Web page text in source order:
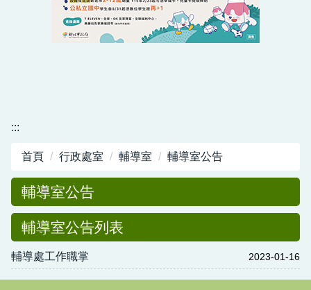
公職人員利益衝突迴避法專區
校友潘金鑾女士獎助學金
行政資源
新北市平溪國小-職業安全衛生工作守則暨其他管
理計畫
:::
首頁 行政處室 輔導室 輔導室公告
輔導室公告
輔導室公告列表
輔導處工作職掌 2023-01-16